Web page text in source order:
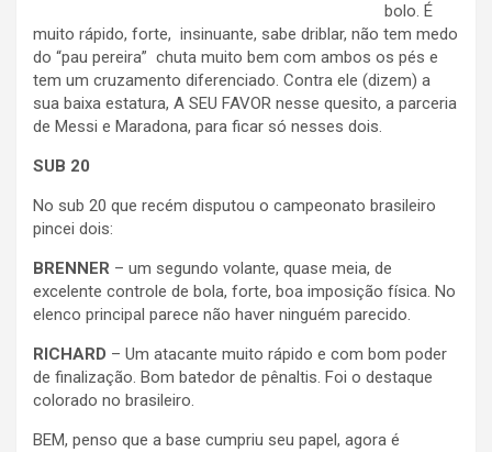
bolo. É
muito rápido, forte, insinuante, sabe driblar, não tem medo
do “pau pereira” chuta muito bem com ambos os pés e
tem um cruzamento diferenciado. Contra ele (dizem) a
sua baixa estatura, A SEU FAVOR nesse quesito, a parceria
de Messi e Maradona, para ficar só nesses dois.
SUB 20
No sub 20 que recém disputou o campeonato brasileiro
pincei dois:
BRENNER – um segundo volante, quase meia, de
excelente controle de bola, forte, boa imposição física. No
elenco principal parece não haver ninguém parecido.
RICHARD – Um atacante muito rápido e com bom poder
de finalização. Bom batedor de pênaltis. Foi o destaque
colorado no brasileiro.
BEM, penso que a base cumpriu seu papel, agora é